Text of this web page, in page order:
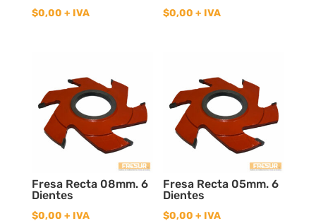
$0,00 + IVA $0,00 + IVA
Fresa Recta 08mm. 6
Dientes
$0,00 + IVA
Fresa Recta 05mm. 6
Dientes
$0,00 + IVA